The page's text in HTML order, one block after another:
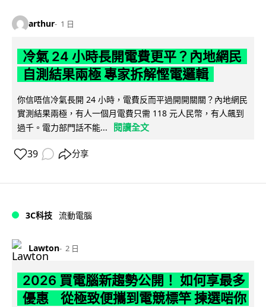
arthur 1 日
冷氣 24 小時長開電費更平？內地網民
自測結果兩極 專家拆解慳電邏輯
你信唔信冷氣長開 24 小時，電費反而平過開開關關？內地網民
實測結果兩極，有人一個月電費只需 118 元人民幣，有人飆到
過千。電力部門話不能...
閱讀全文
39 分享
3C科技 流動電腦
Lawton 2 日
2026 買電腦新趨勢公開！ 如何享最多
優惠 從極致便攜到電競標竿 揀選啱你